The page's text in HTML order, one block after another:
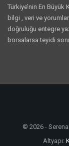
Türkiye’nin En
bilgi , veri ve
doğruluğu entegre
borsalarsa teyidi
© 2026 -
Altyapı: